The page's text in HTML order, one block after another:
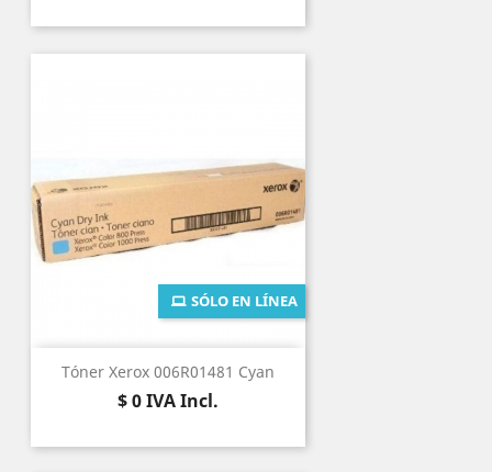
Tóner Xerox 006R01481 Cyan
Precio
$ 0IVA Incl.
SÓLO EN LÍNEA